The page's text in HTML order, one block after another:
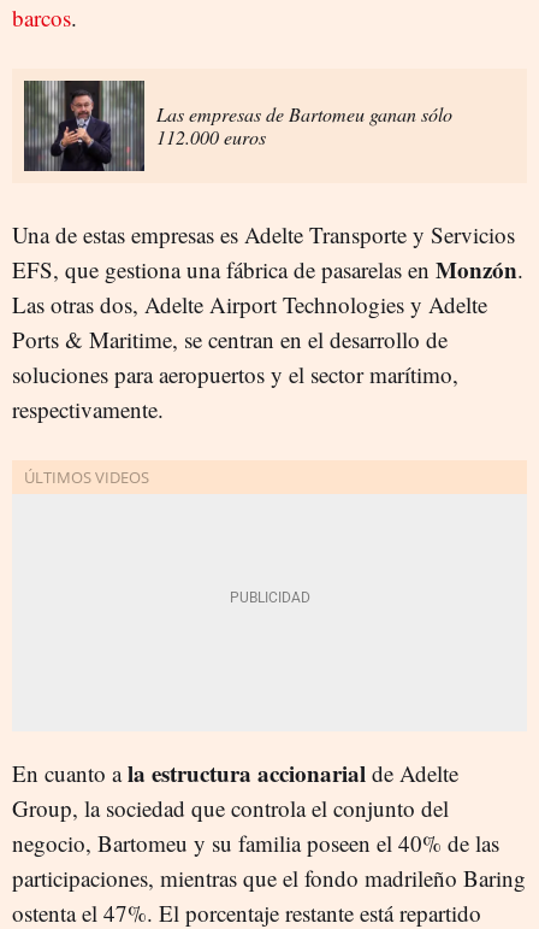
barcos.
Las empresas de Bartomeu ganan sólo
112.000 euros
Una de estas empresas es Adelte Transporte y Servicios
EFS, que gestiona una fábrica de pasarelas en Monzón.
Las otras dos, Adelte Airport Technologies y Adelte
Ports & Maritime, se centran en el desarrollo de
soluciones para aeropuertos y el sector marítimo,
respectivamente.
En cuanto ala estructura accionarial de Adelte
Group, la sociedad que controla el conjunto del
negocio, Bartomeu y su familia poseen el 40% de las
participaciones, mientras que el fondo madrileño Baring
ostenta el 47%. El porcentaje restante está repartido